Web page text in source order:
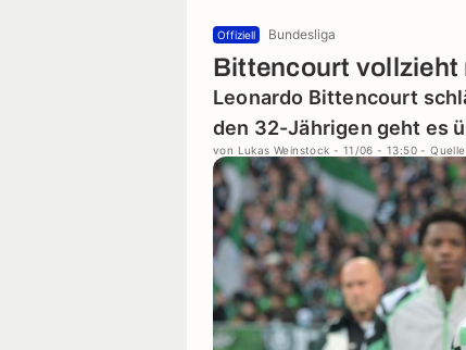
Offiziell Bundesliga
Bittencourt vollzieht
Leonardo Bittencourt
den 32-Jährigen geht es
von Lukas Weinstock - 11/06 - 13:50 -